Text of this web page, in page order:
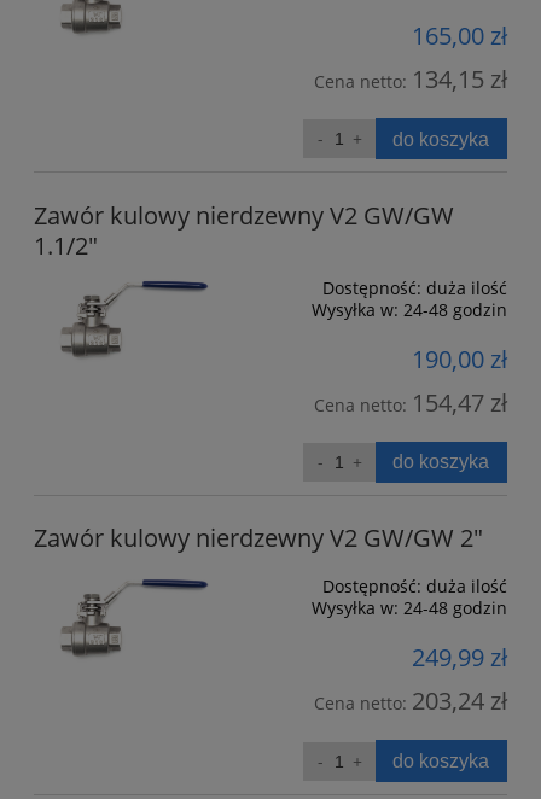
165,00 zł
Cena netto: 134,15 zł
do koszyka
Zawór kulowy nierdzewny V2 GW/GW
1.1/2"
Dostępność: duża ilość
Wysyłka w: 24-48 godzin
190,00 zł
Cena netto: 154,47 zł
do koszyka
Zawór kulowy nierdzewny V2 GW/GW 2"
Dostępność: duża ilość
Wysyłka w: 24-48 godzin
249,99 zł
Cena netto: 203,24 zł
do koszyka